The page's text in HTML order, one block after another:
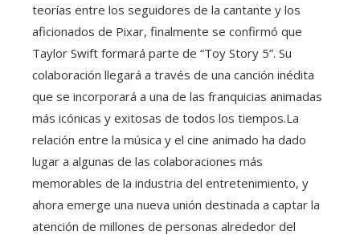
teorías entre los seguidores de la cantante y los
aficionados de Pixar, finalmente se confirmó que
Taylor Swift formará parte de “Toy Story 5”. Su
colaboración llegará a través de una canción inédita
que se incorporará a una de las franquicias animadas
más icónicas y exitosas de todos los tiempos.La
relación entre la música y el cine animado ha dado
lugar a algunas de las colaboraciones más
memorables de la industria del entretenimiento, y
ahora emerge una nueva unión destinada a captar la
atención de millones de personas alrededor del